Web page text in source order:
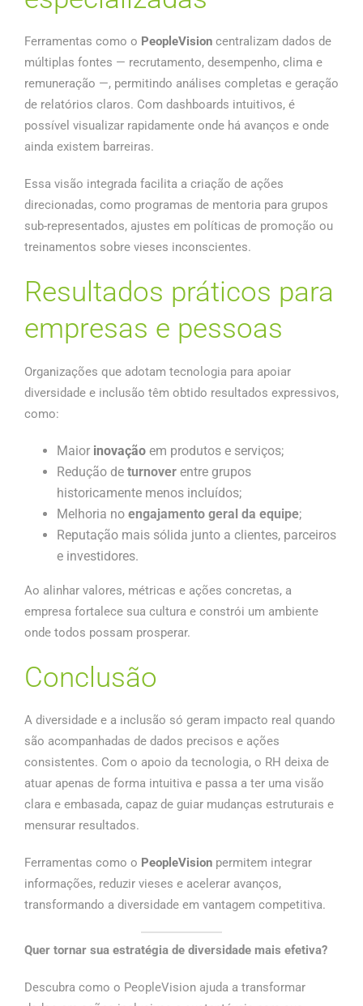
Ferramentas como o PeopleVision centralizam dados de
múltiplas fontes — recrutamento, desempenho, clima e
remuneração —, permitindo análises completas e geração
de relatórios claros. Com dashboards intuitivos, é
possível visualizar rapidamente onde há avanços e onde
ainda existem barreiras.
Essa visão integrada facilita a criação de ações
direcionadas, como programas de mentoria para grupos
sub-representados, ajustes em políticas de promoção ou
treinamentos sobre vieses inconscientes.
Resultados práticos para
empresas e pessoas
Organizações que adotam tecnologia para apoiar
diversidade e inclusão têm obtido resultados expressivos,
como:
Maior inovação em produtos e serviços;
Redução de turnover entre grupos
historicamente menos incluídos;
Melhoria no engajamento geral da equipe;
Reputação mais sólida junto a clientes, parceiros
e investidores.
Ao alinhar valores, métricas e ações concretas, a
empresa fortalece sua cultura e constrói um ambiente
onde todos possam prosperar.
Conclusão
A diversidade e a inclusão só geram impacto real quando
são acompanhadas de dados precisos e ações
consistentes. Com o apoio da tecnologia, o RH deixa de
atuar apenas de forma intuitiva e passa a ter uma visão
clara e embasada, capaz de guiar mudanças estruturais e
mensurar resultados.
Ferramentas como o PeopleVision permitem integrar
informações, reduzir vieses e acelerar avanços,
transformando a diversidade em vantagem competitiva.
Quer tornar sua estratégia de diversidade mais efetiva?
Descubra como o PeopleVision ajuda a transformar